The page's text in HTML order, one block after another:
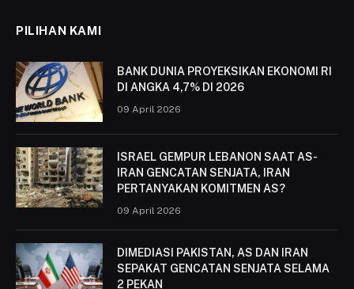
PILIHAN KAMI
BANK DUNIA PROYEKSIKAN EKONOMI RI
DI ANGKA 4,7% DI 2026
09 April 2026
ISRAEL GEMPUR LEBANON SAAT AS-
IRAN GENCATAN SENJATA, IRAN
PERTANYAKAN KOMITMEN AS?
09 April 2026
DIMEDIASI PAKISTAN, AS DAN IRAN
SEPAKAT GENCATAN SENJATA SELAMA
2 PEKAN